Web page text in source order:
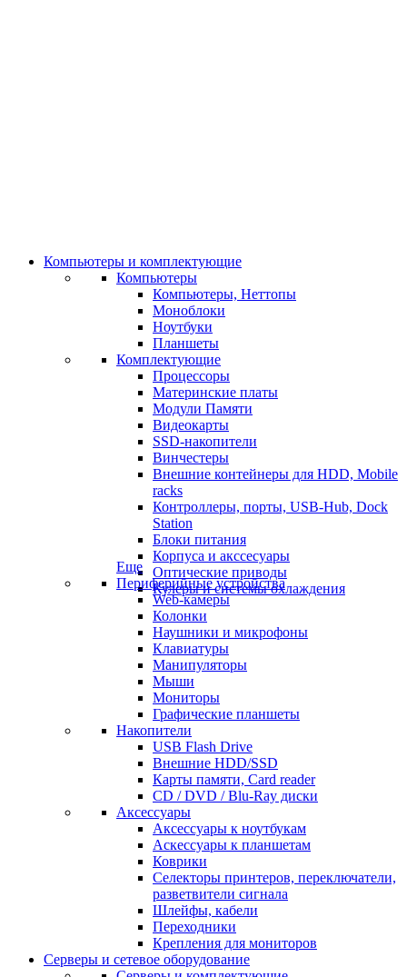
Компьютеры и комплектующие
Компьютеры
Компьютеры, Неттопы
Моноблоки
Ноутбуки
Планшеты
Комплектующие
Процессоры
Материнские платы
Модули Памяти
Видеокарты
SSD-накопители
Винчестеры
Внешние контейнеры для HDD, Mobile
racks
Контроллеры, порты, USB-Hub, Dock
Station
Блоки питания
Корпуса и акссесуары
Оптические приводы
Кулеры и системы охлаждения
Еще
Периферийные устройства
Web-камеры
Колонки
Наушники и микрофоны
Клавиатуры
Манипуляторы
Мыши
Мониторы
Графические планшеты
Накопители
USB Flash Drive
Внешние HDD/SSD
Карты памяти, Card reader
CD / DVD / Blu-Ray диски
Аксессуары
Аксессуары к ноутбукам
Аскессуары к планшетам
Коврики
Селекторы принтеров, переключатели,
разветвители сигнала
Шлейфы, кабели
Переходники
Крепления для мониторов
Серверы и сетевое оборудование